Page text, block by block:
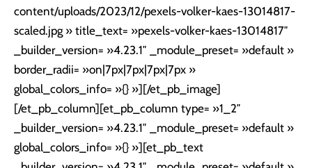
content/uploads/2023/12/pexels-volker-kaes-13014817-
scaled.jpg » title_text= »pexels-volker-kaes-13014817″
_builder_version= »4.23.1″ _module_preset= »default »
border_radii= »on|7px|7px|7px|7px »
global_colors_info= »{} »][/et_pb_image]
[/et_pb_column][et_pb_column type= »1_2″
_builder_version= »4.23.1″ _module_preset= »default »
global_colors_info= »{} »][et_pb_text